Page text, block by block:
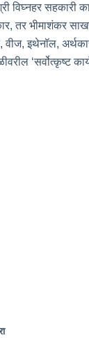
विघ्नहर
तर भीमाशंकर
इथेनॉल,
‘सर्वोत्कृष्ट